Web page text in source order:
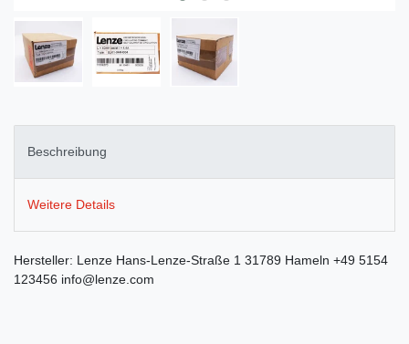
Beschreibung
Weitere Details
Hersteller: Lenze Hans-Lenze-Straße 1 31789 Hameln +49 5154
123456 info@lenze.com